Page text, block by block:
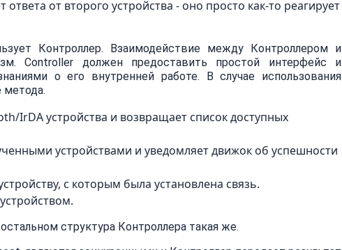
от второго устройства - оно просто как-то реагирует
Контроллер. Взаимодействие между Контроллером и
Controller должен предоставить простой интерфейс и
о его внутренней работе. В случае использования
метода.
IrDA устройства и возвращает список доступных
устройствами и уведомляет движок об успешности
с которым была установлена связь.
структура Контроллера такая же.